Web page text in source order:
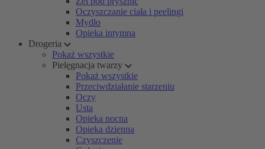
Oczyszczanie ciała i peelingi
Mydło
Opieka intymna
Drogeria
Pokaż wszystkie
Pielęgnacja twarzy
Pokaż wszystkie
Przeciwdziałanie starzeniu
Oczy
Usta
Opieka nocna
Opieka dzienna
Czyszczenie